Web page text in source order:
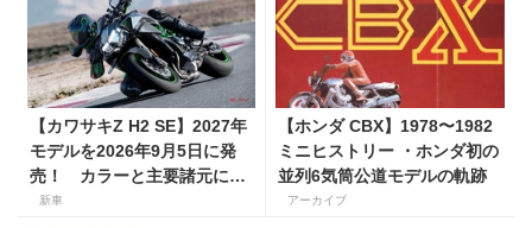
【カワサキZ H2 SE】2027年
モデルを2026年9月5日に発
売！ カラーと主要諸元に変
更はなく、価格は据え置きの
新車
【ホンダ CBX】1978〜1982
ミニヒストリー ・ホンダ初の
並列6気筒公道モデルの軌跡
アーカイブ